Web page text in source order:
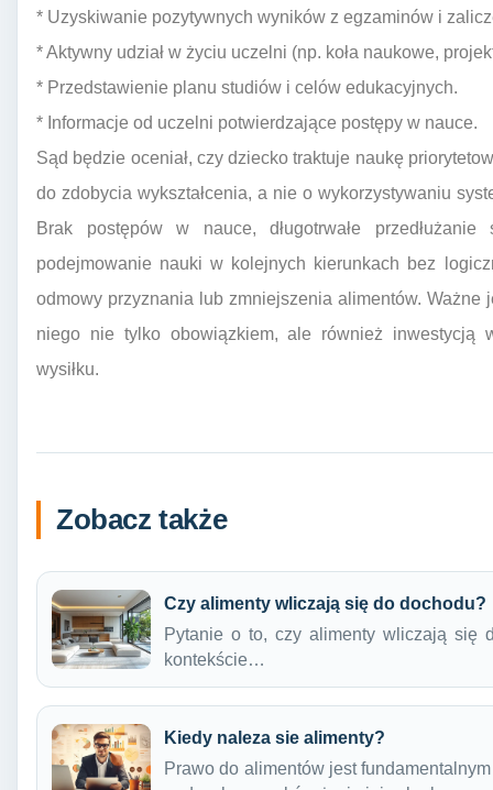
* Uzyskiwanie pozytywnych wyników z egzaminów i
* Aktywny udział w życiu uczelni (np. koła naukowe,
* Przedstawienie planu studiów i celów edukacyjnych.
* Informacje od uczelni potwierdzające postępy w nauce.
Sąd będzie oceniał, czy dziecko traktuje naukę
do zdobycia wykształcenia, a nie o wykorzystywaniu
Brak postępów w nauce, długotrwałe
podejmowanie nauki w kolejnych kierunkach bez
odmowy przyznania lub zmniejszenia alimentów. Ważne
niego nie tylko obowiązkiem, ale również inwestycją
wysiłku.
Zobacz także
Czy alimenty wliczają się do dochodu?
Pytanie o to, czy alimenty wliczają się
kontekście…
Kiedy naleza sie alimenty?
Prawo do alimentów jest